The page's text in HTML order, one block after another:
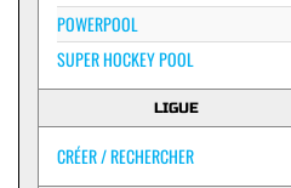
POWERPOOL
SUPER HOCKEY POOL
LIGUE
CRÉER / RECHERCHER